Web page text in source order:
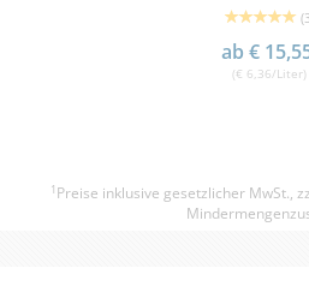
ab €
(€ 6,36/Liter)
1 Preise inklusive gesetzlicher MwSt.,